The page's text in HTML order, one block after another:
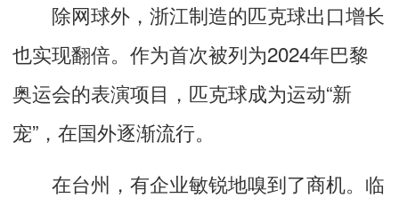
除网球外，浙江制造的匹克球出口增长
也实现翻倍。作为首次被列为2024年巴黎
奥运会的表演项目，匹克球成为运动“新
宠”，在国外逐渐流行。
在台州，有企业敏锐地嗅到了商机。临